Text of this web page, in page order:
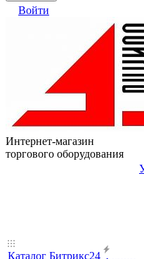
Войти
Интернет-магазин
торгового оборудования
Каталог Битрикс24